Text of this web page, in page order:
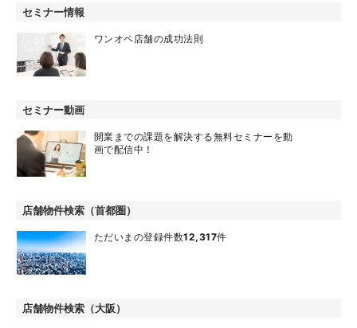
セミナー情報
ワンオペ店舗の成功法則
セミナー動画
開業までの課題を解決する無料セミナーを動
画で配信中！
店舗物件検索（首都圏）
ただいまの登録件数12,317件
店舗物件検索（大阪）